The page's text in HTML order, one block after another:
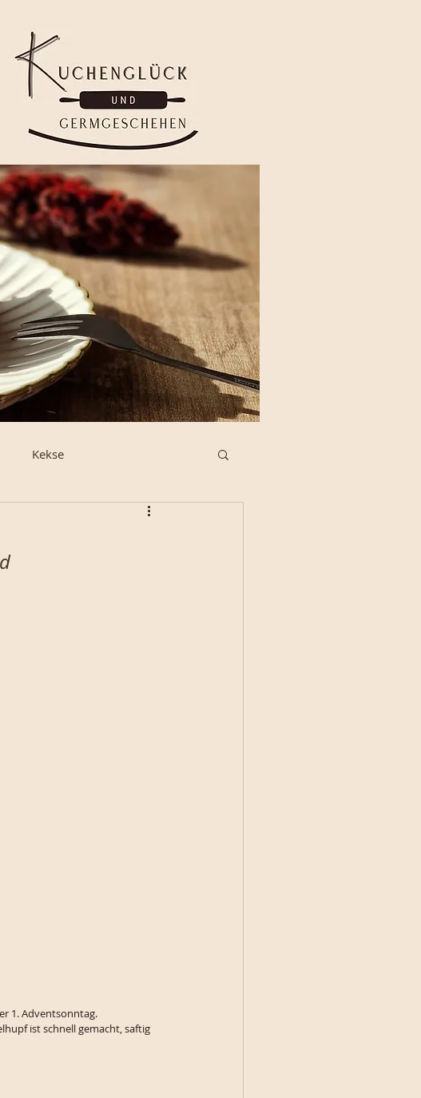
Kekse
Kleine Köstlichkeiten
1. Adventsonntag.
ist schnell gemacht, saftig